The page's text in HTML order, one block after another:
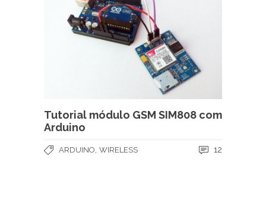
Tutorial módulo GSM SIM808 com
Arduino
ARDUINO WIRELESS 12